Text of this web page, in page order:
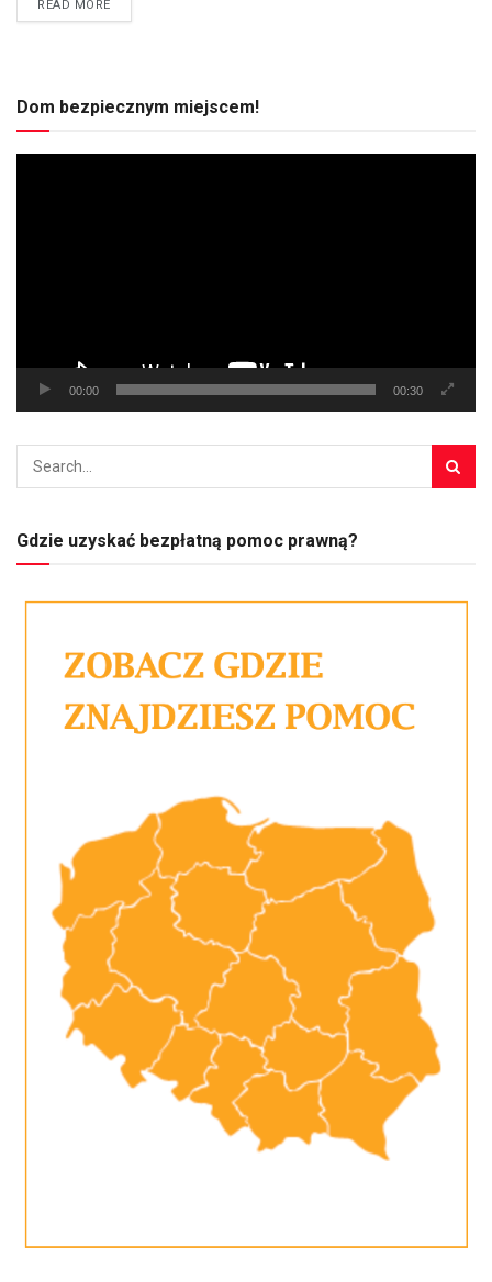
READ MORE
Dom bezpiecznym miejscem!
00:00 00:30
Gdzie uzyskać bezpłatną pomoc prawną?